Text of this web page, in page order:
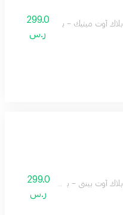
بلاك أوت ميثيك – بني (bla102) 299.0
ر.س
بلاك أوت بينتي – بني (bla104)
299.0
ر.س